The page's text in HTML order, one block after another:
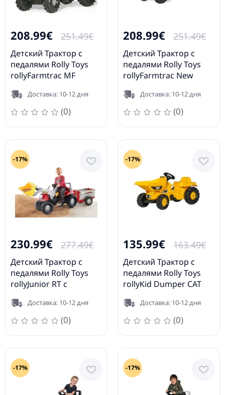
208.99€ 251.49€
Детский Трактор с
педалями Rolly Toys
rollyFarmtrac MF
Доставка: 10-12 дня
(0)
208.99€ 251.49€
Детский Трактор с
педалями Rolly Toys
rollyFarmtrac New
601295Доставка: 10-12 дня
(0)
-17%
230.99€ 277.49€
Детский Трактор с
педалями Rolly Toys
rollyJunior RT с
(3-8 лет) 811397
Доставка: 10-12 дня
(0)
-17%
135.99€ 163.49€
Детский Трактор с
педалями Rolly Toys
rollyKid Dumper CAT
Доставка: 10-12 дня
(0)
-17% -17%